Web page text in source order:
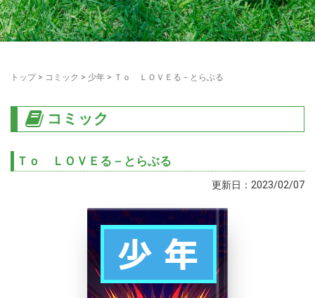
トップ> コミック > 少年 > Ｔｏ ＬＯＶＥる－とらぶる
コミック
Ｔｏ ＬＯＶＥる－とらぶる
更新日：2023/02/07